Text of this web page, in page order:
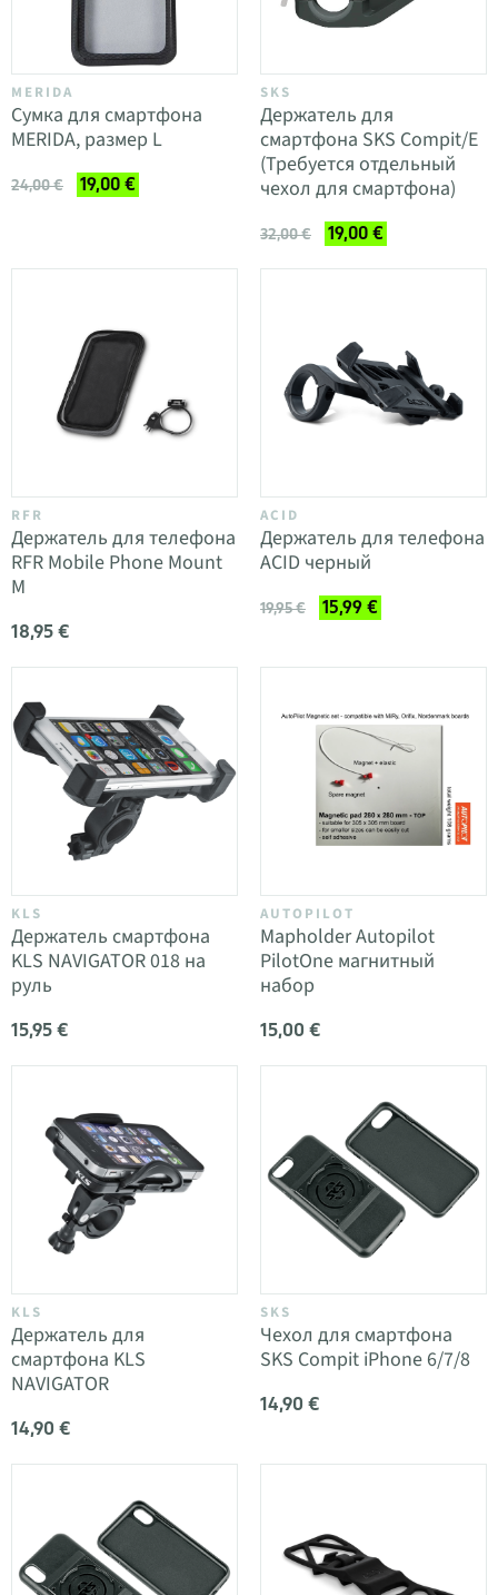
MERIDA
Сумка для смартфона
MERIDA, размер L
24,00 € 19,00 €
SKS
Держатель для
смартфона SKS Compit/E
(Требуется отдельный
чехол для смартфона)
32,00 € 19,00 €
RFR
Держатель для телефона
RFR Mobile Phone Mount
M
18,95 €
ACID
Держатель для телефона
ACID черный
19,95 € 15,99 €
KLS
Держатель смартфона
KLS NAVIGATOR 018 на
руль
15,95 €
AUTOPILOT
Mapholder Autopilot
PilotOne магнитный
набор
15,00 €
KLS
Держатель для
смартфона KLS
NAVIGATOR
14,90 €
SKS
Чехол для смартфона
SKS Compit iPhone 6/7/8
14,90 €